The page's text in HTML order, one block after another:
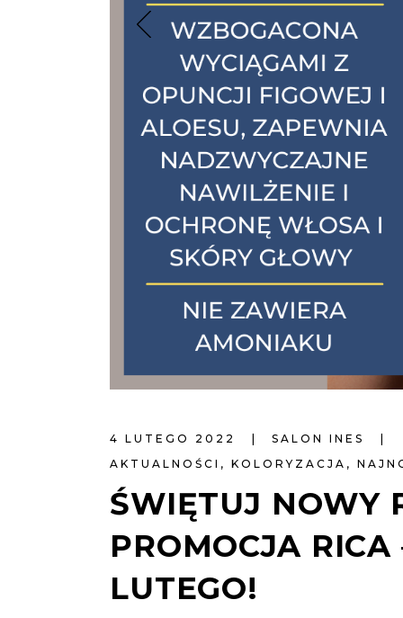
4 LUTEGO 2022
SALON INES
AKTUALNOŚCI , KOLORYZACJA ,
ŚWIĘTUJ NOWY
PROMOCJA
LUTEGO!